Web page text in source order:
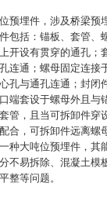
预埋件，涉及桥梁预
包括：锚板、套管、
开设有贯穿的通孔；
连通；螺母固定连接
孔与通孔连通；封闭
端套设于螺母外且与
管，且当可拆卸件穿
合，可拆卸件远离螺
种大吨位预埋件，其
不易拆除、混凝土模
整等问题。